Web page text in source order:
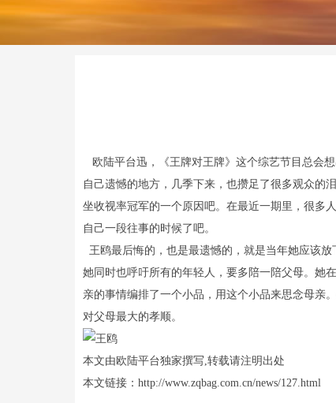
欧陆平台迅，《王牌对王牌》这个综艺节目总会
自己遗憾的地方，几季下来，也攒足了很多观众的
坐收视率冠军的一个原因吧。在最近一期里，很多
自己一段往事的时候了吧。
王鸥最后悔的，也是最遗憾的，就是当年她应该
她同时也呼吁所有的年轻人，要多陪一陪父母。她
亲的事情编排了一个小品，用这个小品来思念母亲
对父母最大的孝顺。
本文由欧陆平台独家撰写,转载请注明出处
本文链接：http://www.zqbag.com.cn/news/127.html